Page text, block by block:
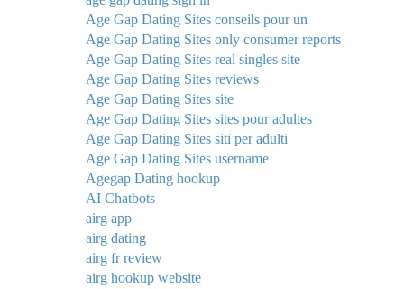
Age Gap Dating Sites conseils pour un
Age Gap Dating Sites only consumer reports
Age Gap Dating Sites real singles site
Age Gap Dating Sites reviews
Age Gap Dating Sites site
Age Gap Dating Sites sites pour adultes
Age Gap Dating Sites siti per adulti
Age Gap Dating Sites username
Agegap Dating hookup
AI Chatbots
airg app
airg dating
airg fr review
airg hookup website